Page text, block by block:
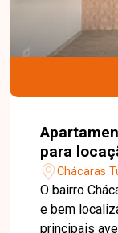
para
Tubalina
Chácaras
O bairro
e bem
principais